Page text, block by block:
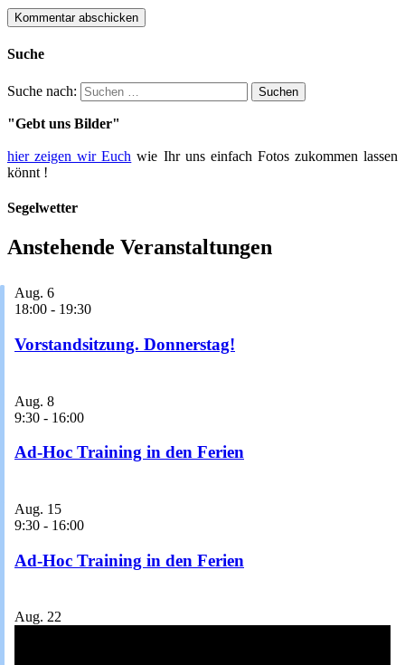
Suche
Suche nach:
"Gebt uns Bilder"
hier zeigen wir Euch wie Ihr uns einfach Fotos zukommen lassen
könnt !
Segelwetter
Anstehende Veranstaltungen
Aug. 6
18:00 - 19:30
Vorstandsitzung. Donnerstag!
Aug. 8
9:30 - 16:00
Ad-Hoc Training in den Ferien
Aug. 15
9:30 - 16:00
Ad-Hoc Training in den Ferien
Aug. 22